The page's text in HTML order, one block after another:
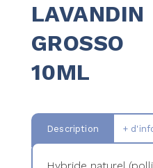
LAVANDIN
GROSSO
10ML
Description +